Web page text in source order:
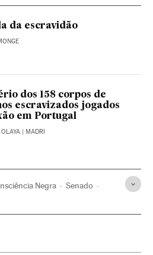
da escravidão
dos 158 corpos de
escravizados jogados
em Portugal
| MADRI
Negra Senado